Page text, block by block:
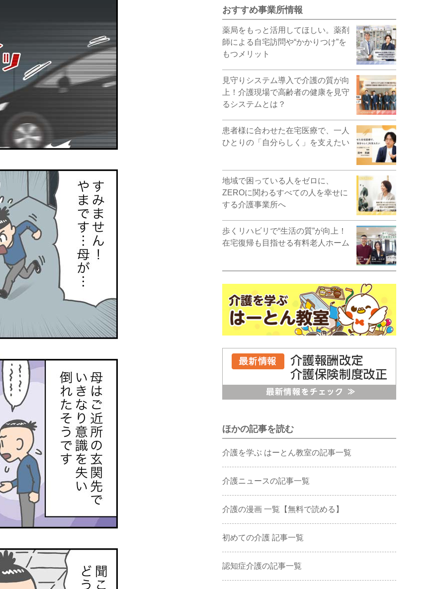
おすすめ事業所情報
薬局をもっと活用してほしい。薬剤
師による自宅訪問や“かかりつけ”を
もつメリット
見守りシステム導入で介護の質が向
上！介護現場で高齢者の健康を見守
るシステムとは？
患者様に合わせた在宅医療で、一人
ひとりの「自分らしく」を支えたい
地域で困っている人をゼロに、
ZEROに関わるすべての人を幸せに
する介護事業所へ
歩くリハビリで“生活の質”が向上！
在宅復帰も目指せる有料老人ホーム
ほかの記事を読む
介護を学ぶ はーとん教室の記事一覧
介護ニュースの記事一覧
介護の漫画 一覧【無料で読める】
初めての介護 記事一覧
認知症介護の記事一覧